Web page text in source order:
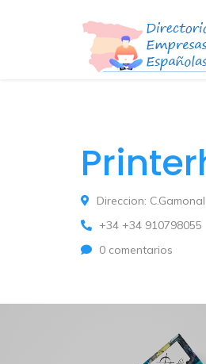
Direccion:
+34 +34 910798055
0 comentarios